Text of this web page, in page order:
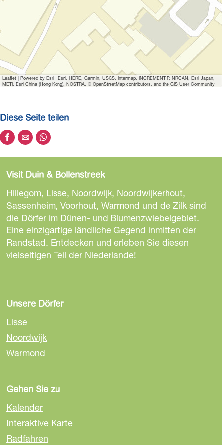
f
e
Leaflet | Powered by Esri | Esri, HERE, Garmin, USGS, Intermap, INCREMENT P, NRCAN, Esri Japan,
METI, Esri China (Hong Kong), NOSTRA, © OpenStreetMap contributors, and the GIS User Community
Diese Seite teilen
D
i
s
e
S
e
i
t
e
l
e
n
a
u
a
c
e
b
o
D
i
s
e
S
e
i
t
e
l
n
a
u
m
a
i
l
D
i
s
e
S
e
i
t
e
l
a
u
h
a
t
s
A
Visit Duin & Bollenstreek
Hillegom, Lisse, Noordwijk, Noordwijkerhout,
Sassenheim, Voorhout, Warmond und de Zilk sind
die Dörfer im Dünen- und Blumenzwiebelgebiet.
Eine einzigartige ländliche Gegend inmitten der
Randstad. Entdecken und erleben Sie diesen
vielseitigen Teil der Niederlande!
Unsere Dörfer
Lisse
Noordwijk
Warmond
Gehen Sie zu
Kalender
Interaktive Karte
Radfahren